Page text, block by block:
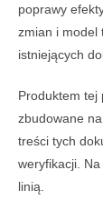
poprawy
zmian i model
istniejących
Produktem tej
zbudowane
treści tych
weryfikacji.
linią.